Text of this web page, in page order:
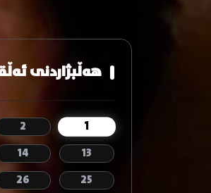
هەڵبژاردنی
1
2
13
14
25
26